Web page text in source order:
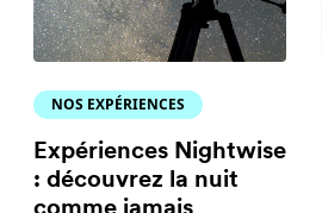
NOS EXPÉRIENCES
Expériences Nightwise
: découvrez la nuit